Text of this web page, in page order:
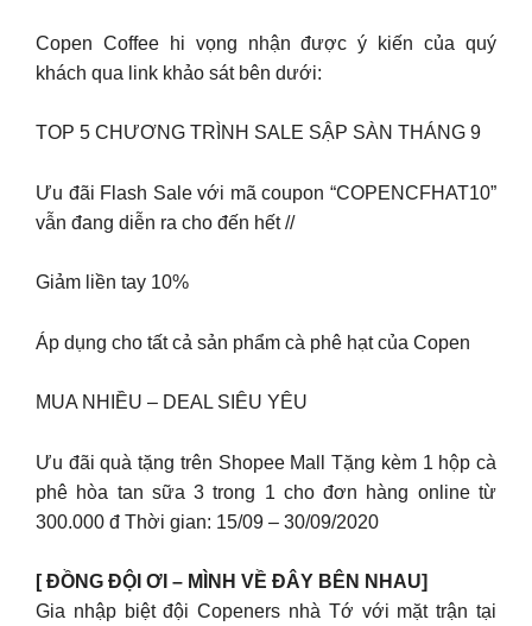
Copen Coffee hi vọng nhận được ý kiến của quý
khách qua link khảo sát bên dưới:
TOP 5 CHƯƠNG TRÌNH SALE SẬP SÀN THÁNG 9
Ưu đãi Flash Sale với mã coupon “COPENCFHAT10”
vẫn đang diễn ra cho đến hết //
Giảm liền tay 10%
Áp dụng cho tất cả sản phẩm cà phê hạt của Copen
MUA NHIỀU – DEAL SIÊU YÊU
Ưu đãi quà tặng trên Shopee Mall Tặng kèm 1 hộp cà
phê hòa tan sữa 3 trong 1 cho đơn hàng online từ
300.000 đ Thời gian: 15/09 – 30/09/2020
[ ĐỒNG ĐỘI ƠI – MÌNH VỀ ĐÂY BÊN NHAU]
Gia nhập biệt đội Copeners nhà Tớ với mặt trận tại